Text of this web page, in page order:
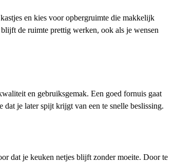
en kies voor opbergruimte die makkelijk
de ruimte prettig werken, ook als je wensen
en gebruiksgemak. Een goed fornuis gaat
je later spijt krijgt van een te snelle beslissing.
dat je keuken netjes blijft zonder moeite. Door te